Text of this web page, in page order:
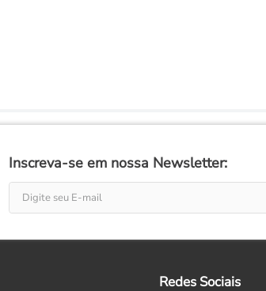
Inscreva-se em nossa Newsletter:
Redes Sociais